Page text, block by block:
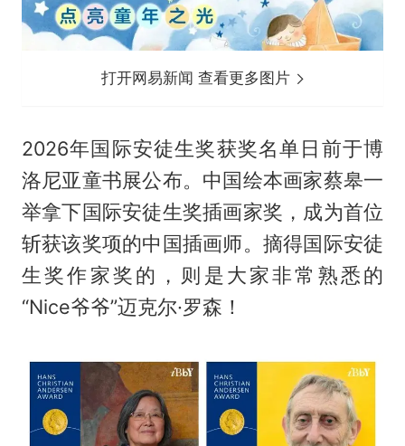
打开网易新闻 查看更多图片
2026年国际安徒生奖获奖名单日前于博
洛尼亚童书展公布。中国绘本画家蔡皋一
举拿下国际安徒生奖插画家奖，成为首位
斩获该奖项的中国插画师。摘得国际安徒
生奖作家奖的，则是大家非常熟悉的
“Nice爷爷”迈克尔·罗森！